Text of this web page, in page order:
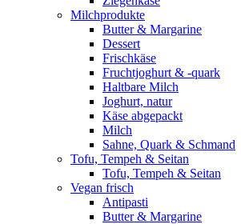
Milchprodukte
Butter & Margarine
Dessert
Frischkäse
Fruchtjoghurt & -quark
Haltbare Milch
Joghurt, natur
Käse abgepackt
Milch
Sahne, Quark & Schmand
Tofu, Tempeh & Seitan
Tofu, Tempeh & Seitan
Vegan frisch
Antipasti
Butter & Margarine